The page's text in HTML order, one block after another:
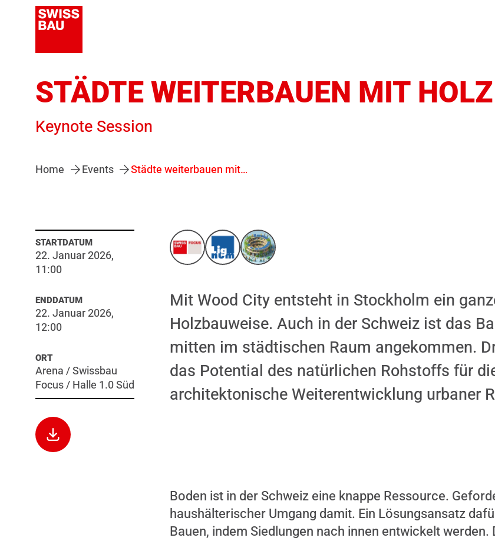
STÄDTE WEITERBAUEN MIT HOLZ
Keynote Session
Home Events Städte weiterbauen mit Holz
STARTDATUM
22. Januar 2026,
11:00
ENDDATUM
22. Januar 2026,
12:00
ORT
Arena / Swissbau
Focus / Halle 1.0 Süd
Mit Wood City entsteht in Stockholm ein
Holzbauweise. Auch in der Schweiz ist das
mitten im städtischen Raum angekommen.
das Potential des natürlichen Rohstoffs für
architektonische Weiterentwicklung urbaner
Dieser Inhalt wird nicht angezeigt, weil Sie keine
gegeben haben. Durch das Laden des Inhalts,
Cookies.
Boden ist in der Schweiz eine knappe Ressource.
haushälterischer Umgang damit. Ein Lösungsansatz
Bauen, indem Siedlungen nach innen entwickelt werden.